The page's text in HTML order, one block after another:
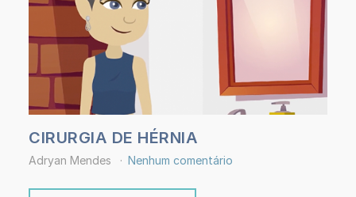
CIRURGIA DE HÉRNIA
Adryan Mendes Nenhum comentário